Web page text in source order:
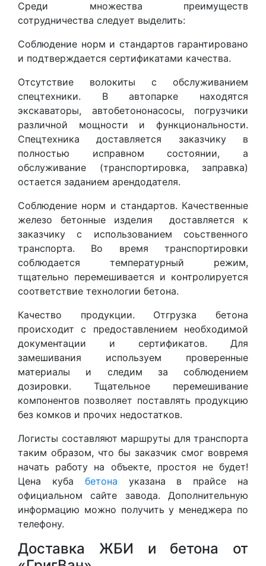
Среди множества преимуществ
сотрудничества следует выделить:
Соблюдение норм и стандартов гарантировано
и подтверждается сертификатами качества.
Отсутствие волокиты с обслуживанием
спецтехники. В автопарке находятся
экскаваторы, автобетононасосы, погрузчики
различной мощности и функциональности.
Спецтехника доставляется заказчику в
полностью исправном состоянии, а
обслуживание (транспортировка, заправка)
остается заданием арендодателя.
Соблюдение норм и стандартов. Качественные
железо бетонные изделия доставляется к
заказчику с использованием соьственного
транспорта. Во время транспортировки
соблюдается температурный режим,
тщательно перемешивается и контролируется
соответствие технологии бетона.
Качество продукции. Отгрузка бетона
происходит с предоставлением необходимой
документации и сертификатов. Для
замешивания используем проверенные
материалы и следим за соблюдением
дозировки. Тщательное перемешивание
компонентов позволяет поставлять продукцию
без комков и прочих недостатков.
Логисты составляют маршруты для транспорта
таким образом, что бы заказчик смог вовремя
начать работу на объекте, простоя не будет!
Цена куба бетона указана в прайсе на
официальном сайте завода. Дополнительную
информацию можно получить у менеджера по
телефону.
Доставка ЖБИ и бетона от